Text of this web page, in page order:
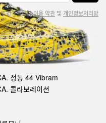
간주됩니다.이용 약관 및 개인정보처리방
정통 44 Vibram
콜라보레이션